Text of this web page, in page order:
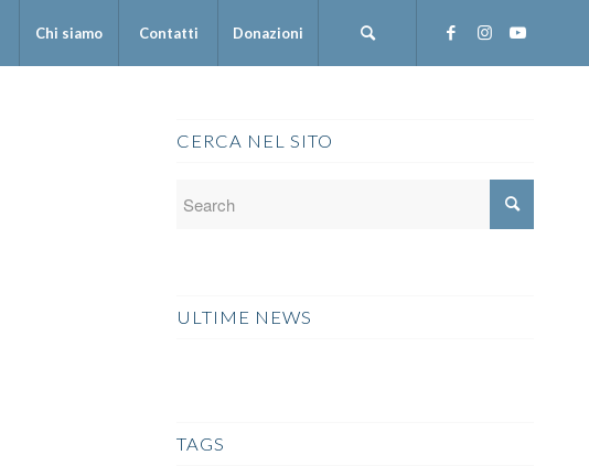
Chi siamo Contatti Donazioni
CERCA NEL SITO
ULTIME NEWS
TAGS